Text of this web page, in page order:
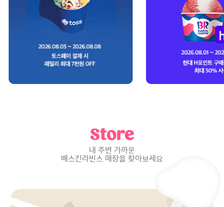
Store
내 주변 가까운
배스킨라빈스 매장을 찾아보세요